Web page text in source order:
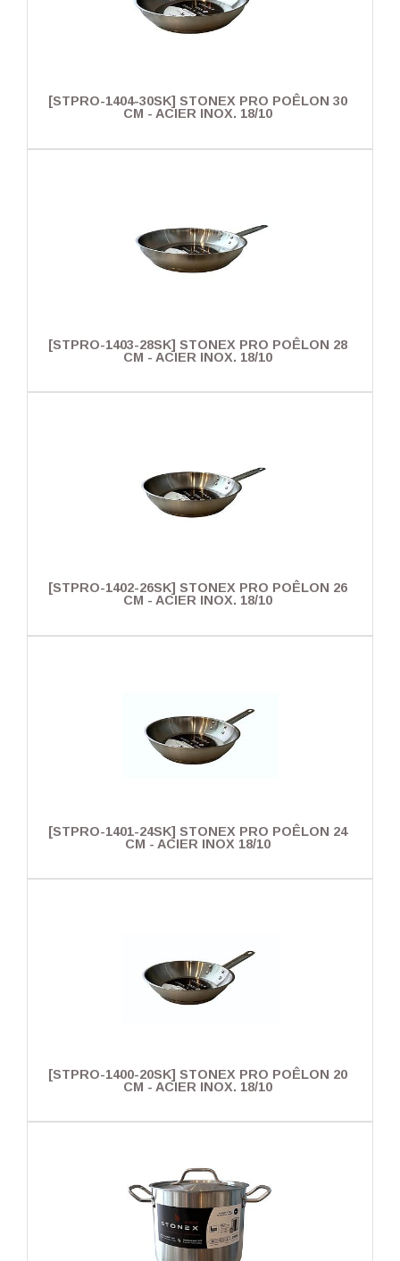
[STPRO-1404-30SK] STONEX PRO POÊLON 30
CM - ACIER INOX. 18/10
[STPRO-1403-28SK] STONEX PRO POÊLON 28
CM - ACIER INOX. 18/10
[STPRO-1402-26SK] STONEX PRO POÊLON 26
CM - ACIER INOX. 18/10
[STPRO-1401-24SK] STONEX PRO POÊLON 24
CM - ACIER INOX 18/10
[STPRO-1400-20SK] STONEX PRO POÊLON 20
CM - ACIER INOX. 18/10